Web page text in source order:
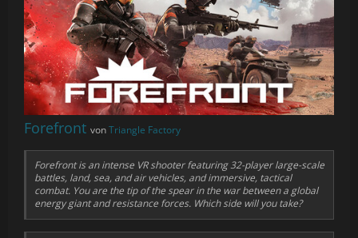
Forefront vonTriangle Factory
Forefront is an intense VR shooter featuring 32-player large-scale
battles, land, sea, and air vehicles, and immersive, tactical
combat. You are the tip of the spear in the war between a global
energy giant and resistance forces. Which side will you take?